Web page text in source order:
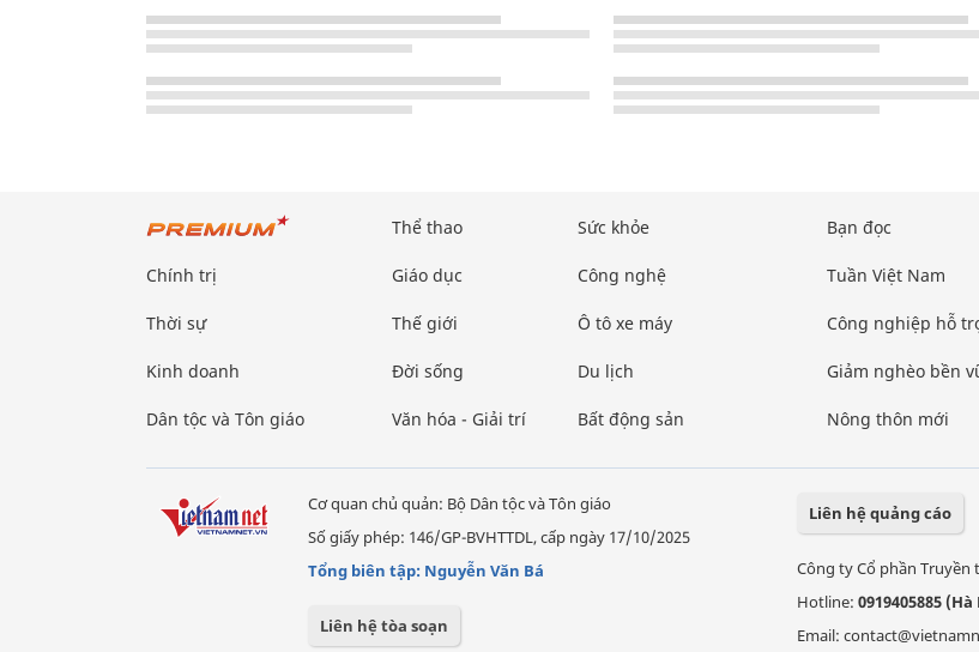
Chính trị
Thời sự
Kinh doanh
Dân tộc và Tôn giáo
Thể thao
Giáo dục
Thế giới
Đời sống
Văn hóa - Giải trí
Sức khỏe
Công nghệ
Ô tô xe máy
Du lịch
Bất động sản
Bạn đọc
Tuần Việt Nam
Công nghiệp hỗ
Giảm nghèo bền
Nông thôn mới
Cơ quan chủ quản: Bộ Dân tộc và Tôn giáo
Số giấy phép: 146/GP-BVHTTDL, cấp ngày 17/10/2025
Tổng biên tập: Nguyễn Văn Bá
Liên hệ tòa soạn
Liên hệ quảng cáo
Công ty Cổ phần
Hotline: 0919405885
Email: